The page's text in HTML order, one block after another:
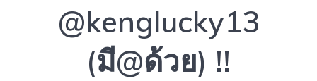
@kenglucky13
(มี@ด้วย) !!